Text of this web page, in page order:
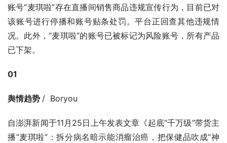
账号“麦琪啦”存在直播间销售商品违规宣传行为，目前已对
该账号进行停播和账号贴条处罚。平台正回查其他违规情
况。此外，“麦琪啦”的账号已被标记为风险账号，所有产品
已下架‌。
01
舆情趋势 /  Boryou
自澎湃新闻于11月25日上午发表文章《起底“千万级”带货主
播“麦琪啦”：拆分病名暗示能消瘤治癌，把保健品吹成“神